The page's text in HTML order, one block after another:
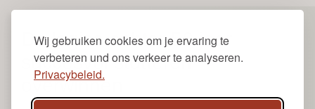
Wij gebruiken cookies om je ervaring te
verbeteren und ons verkeer te analyseren.
Privacybeleid.
De logica achter 50 jaar
succesvol stotteren
overwinnen